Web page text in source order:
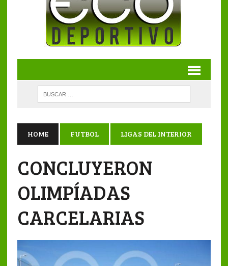
HOME FUTBOL LIGAS DEL INTERIOR
CONCLUYERON
OLIMPÍADAS
CARCELARIAS